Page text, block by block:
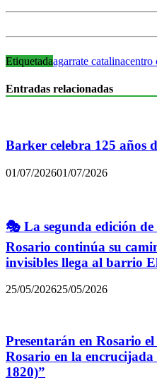
Etiquetadaagarrate catalinacentro
Entradas relacionadas
Barker celebra 125 años
01/07/202601/07/2026
🎭 La segunda edición
Rosario continúa su
invisibles llega al barrio
25/05/202625/05/2026
Presentarán en Rosario
Rosario en la
1820)”